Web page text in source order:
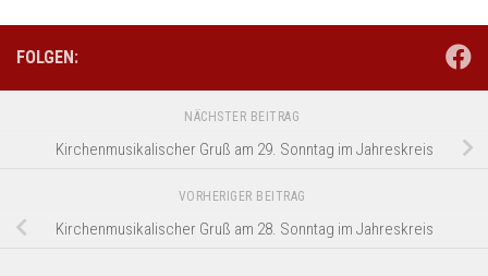
FOLGEN:
NÄCHSTER BEITRAG
Kirchenmusikalischer Gruß am 29. Sonntag im Jahreskreis
VORHERIGER BEITRAG
Kirchenmusikalischer Gruß am 28. Sonntag im Jahreskreis